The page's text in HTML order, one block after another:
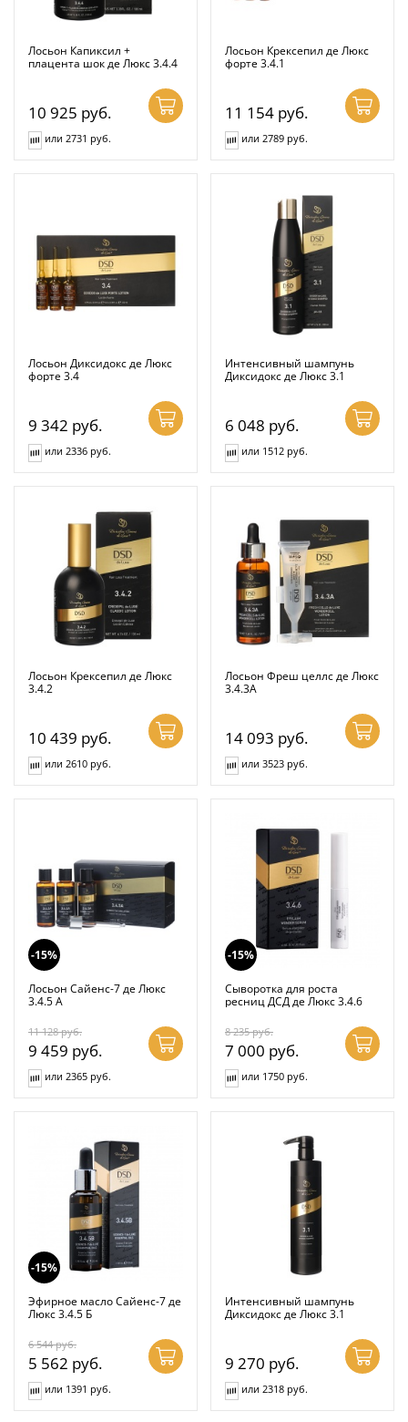
Лосьон Капиксил +
плацента шок де Люкс 3.4.4
10 925 руб.
или 2731 руб.
Лосьон Крексепил де Люкс
форте 3.4.1
11 154 руб.
или 2789 руб.
Лосьон Диксидокс де Люкс
форте 3.4
9 342 руб.
или 2336 руб.
Интенсивный шампунь
Диксидокс де Люкс 3.1
6 048 руб.
или 1512 руб.
Лосьон Крексепил де Люкс
3.4.2
10 439 руб.
или 2610 руб.
Лосьон Фреш целлс де Люкс
3.4.3А
14 093 руб.
или 3523 руб.
-15%
Лосьон Сайенс-7 де Люкс
3.4.5 А
11 128руб.
9 459 руб.
или 2365 руб.
-15%
Сыворотка для роста
ресниц ДСД де Люкс 3.4.6
8 235руб.
7 000 руб.
или 1750 руб.
-15%
Эфирное масло Сайенс-7 де
Люкс 3.4.5 Б
6 544руб.
5 562 руб.
или 1391 руб.
Интенсивный шампунь
Диксидокс де Люкс 3.1
9 270 руб.
или 2318 руб.